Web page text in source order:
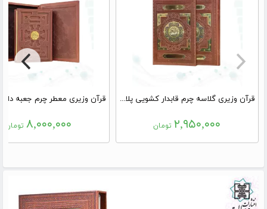
قرآن وزیری گلاسه چرم قابدار کشویی پلاک رنگی نفیس
۲,۹۵۰,۰۰۰ تومان ۸,۰۰۰,۰۰۰ تومان